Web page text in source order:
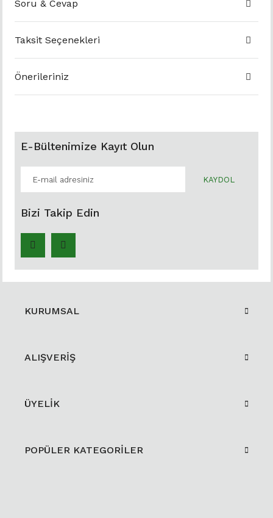
Soru & Cevap
Taksit Seçenekleri
Önerileriniz
E-Bültenimize Kayıt Olun
KAYDOL
Bizi Takip Edin
KURUMSAL
ALIŞVERİŞ
ÜYELİK
POPÜLER KATEGORİLER